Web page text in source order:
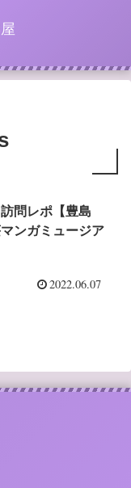
問レポ【豊島
ンガミュージア
2022.06.07